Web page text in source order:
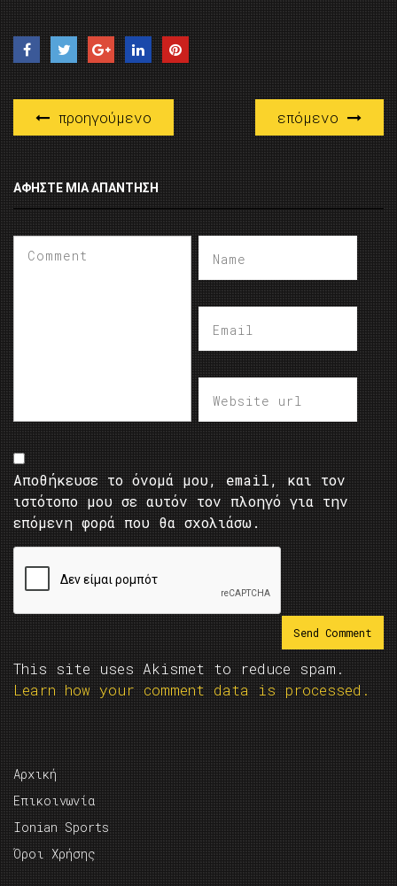
προηγούμενο επόμενο
ΑΦΉΣΤΕ ΜΙΑ ΑΠΆΝΤΗΣΗ
Αποθήκευσε το όνομά μου, email, και τον
ιστότοπο μου σε αυτόν τον πλοηγό για την
επόμενη φορά που θα σχολιάσω.
This site uses Akismet to reduce spam.
Learn how your comment data is processed.
Αρχική
Επικοινωνία
Ionian Sports
Όροι Χρήσης